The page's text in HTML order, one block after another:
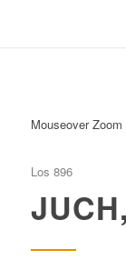
Mouseover
Los 896